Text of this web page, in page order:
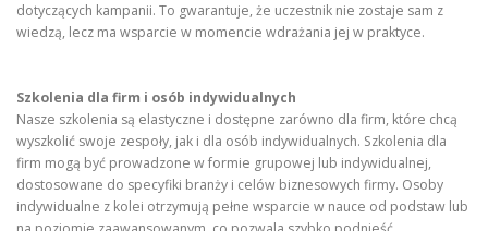
dotyczących kampanii. To gwarantuje, że uczestnik nie zostaje sam z
wiedzą, lecz ma wsparcie w momencie wdrażania jej w praktyce.
Szkolenia dla firm i osób indywidualnych
Nasze szkolenia są elastyczne i dostępne zarówno dla firm, które chcą
wyszkolić swoje zespoły, jak i dla osób indywidualnych. Szkolenia dla
firm mogą być prowadzone w formie grupowej lub indywidualnej,
dostosowane do specyfiki branży i celów biznesowych firmy. Osoby
indywidualne z kolei otrzymują pełne wsparcie w nauce od podstaw lub